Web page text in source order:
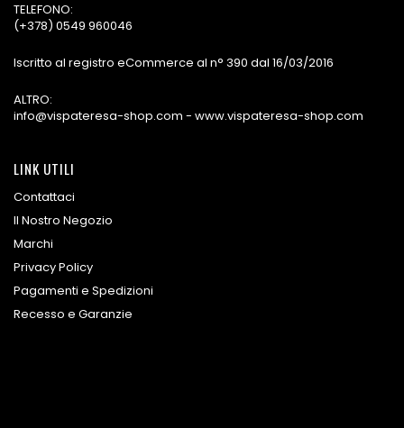
TELEFONO:
(+378) 0549 960046
Iscritto al registro eCommerce al n° 390 dal 16/03/2016
ALTRO:
info@vispateresa-shop.com - www.vispateresa-shop.com
LINK UTILI
Contattaci
Il Nostro Negozio
Marchi
Privacy Policy
Pagamenti e Spedizioni
Recesso e Garanzie